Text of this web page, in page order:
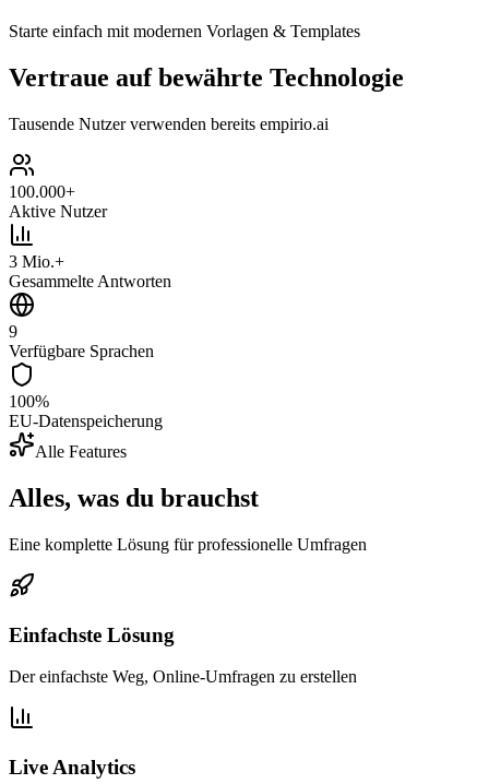
Starte einfach mit modernen Vorlagen & Templates
Vertraue auf bewährte Technologie
Tausende Nutzer verwenden bereits empirio.ai
100.000+
Aktive Nutzer
3 Mio.+
Gesammelte Antworten
9
Verfügbare Sprachen
100%
EU-Datenspeicherung
Alle Features
Alles, was du brauchst
Eine komplette Lösung für professionelle Umfragen
Einfachste Lösung
Der einfachste Weg, Online-Umfragen zu erstellen
Live Analytics